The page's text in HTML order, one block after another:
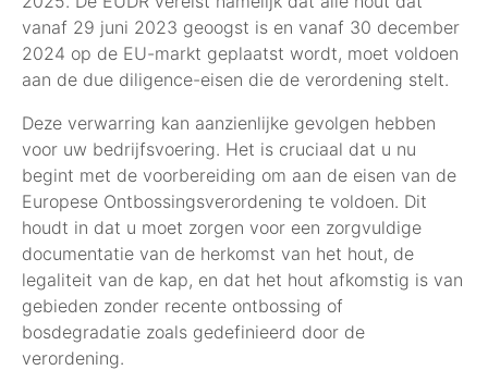
vanaf 29 juni 2023 geoogst is en vanaf 30 december
2024 op de EU-markt geplaatst wordt, moet voldoen
aan de due diligence-eisen die de verordening stelt​​.
Deze verwarring kan aanzienlijke gevolgen hebben
voor uw bedrijfsvoering. Het is cruciaal dat u nu
begint met de voorbereiding om aan de eisen van de
Europese Ontbossingsverordening te voldoen. Dit
houdt in dat u moet zorgen voor een zorgvuldige
documentatie van de herkomst van het hout, de
legaliteit van de kap, en dat het hout afkomstig is van
gebieden zonder recente ontbossing of
bosdegradatie zoals gedefinieerd door de
verordening.